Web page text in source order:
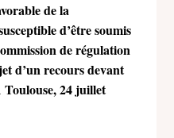
de la
d’être soumis
de régulation
d’un recours devant
24 juillet